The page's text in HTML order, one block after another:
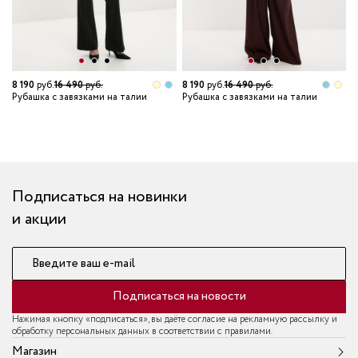
8 190руб.16 490руб.
Рубашка с завязками на талии
8 190руб.16 490руб.
Рубашка с завязками на талии
Подписаться на новинки
и акции
Введите ваш e-mail
Подписаться на новости
Нажимая кнопку «подписаться», вы даёте согласие на рекламную рассылку и
обработку персональных данных в соответствии с правилами.
Магазин